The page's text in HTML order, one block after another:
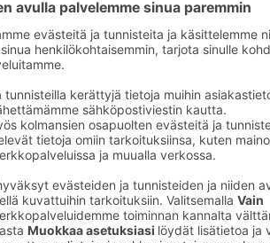
Sekaleivät